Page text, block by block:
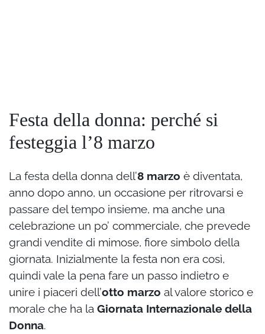
Festa della donna: perché si
festeggia l’8 marzo
La festa della donna dell’8 marzo è diventata,
anno dopo anno, un occasione per ritrovarsi e
passare del tempo insieme, ma anche una
celebrazione un po’ commerciale, che prevede
grandi vendite di mimose, fiore simbolo della
giornata. Inizialmente la festa non era così,
quindi vale la pena fare un passo indietro e
unire i piaceri dell’otto marzo al valore storico e
morale che ha la Giornata Internazionale della
Donna.